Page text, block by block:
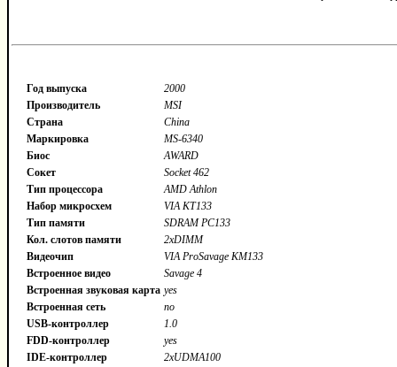
Год выпуска
2000
Производитель
MSI
Страна
China
Маркировка
MS-6340
Биос
AWARD
Сокет
Socket 462
Тип процессора
AMD Athlon
Набор микросхем
VIA KT133
Тип памяти
SDRAM PC133
Кол. слотов памяти
2xDIMM
Видеочип
VIA ProSavage KM133
Встроенное видео
Savage 4
Встроенная звуковая карта yes
Встроенная сеть
no
USB-контроллер
1.0
FDD-контроллер
yes
IDE-контроллер
2xUDMA100